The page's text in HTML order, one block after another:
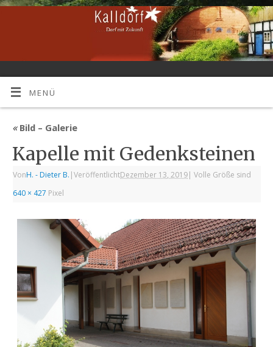
MENÜ
«Bild – Galerie
Kapelle mit Gedenksteinen
VonH. - Dieter B. |VeröffentlichtDezember 13, 2019| Volle Größe sind
640 × 427 Pixel